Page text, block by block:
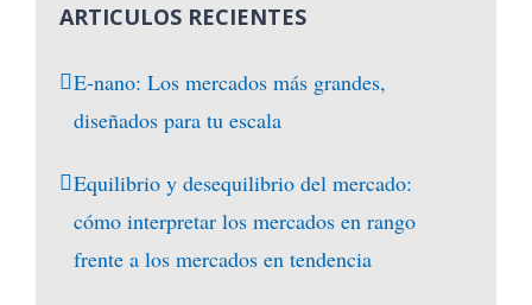
ARTICULOS RECIENTES
E-nano: Los mercados más grandes,
diseñados para tu escala
Equilibrio y desequilibrio del mercado:
cómo interpretar los mercados en rango
frente a los mercados en tendencia